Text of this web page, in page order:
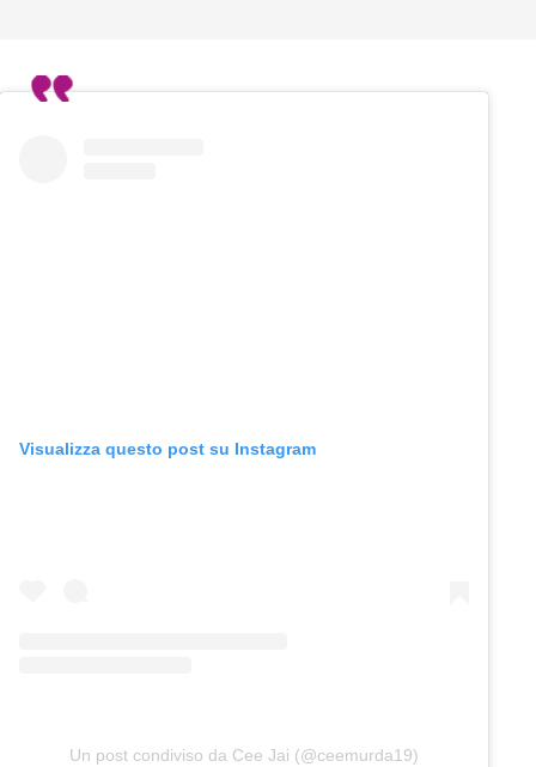
Visualizza questo post su Instagram
Un post condiviso da Cee Jai (@ceemurda19)